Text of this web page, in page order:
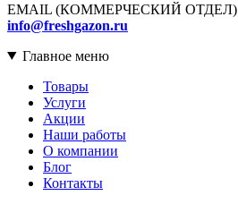
EMAIL (КОММЕРЧЕСКИЙ ОТДЕЛ)
info@freshgazon.ru
Главное меню
Товары
Услуги
Акции
Наши работы
О компании
Блог
Контакты